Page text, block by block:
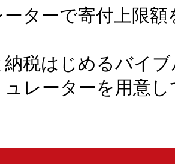
ーターで寄付上限
税はじめるバイ
ュレーターを用意